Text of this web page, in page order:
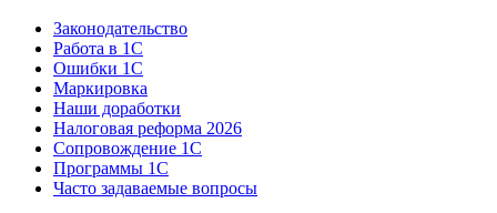
Законодательство
Работа в 1С
Ошибки 1С
Маркировка
Наши доработки
Налоговая реформа 2026
Сопровождение 1С
Программы 1С
Часто задаваемые вопросы